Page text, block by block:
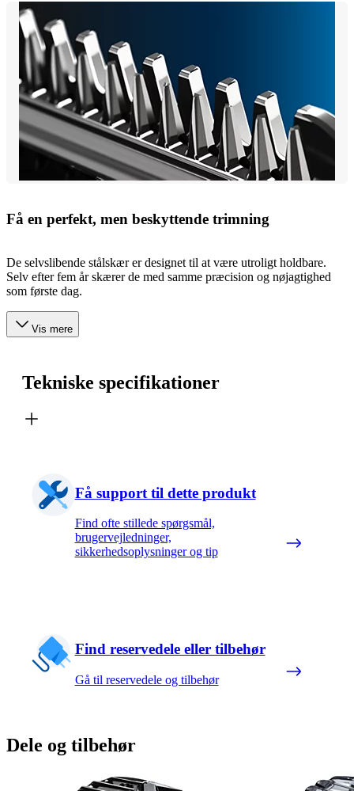
Få en perfekt, men beskyttende trimning
De selvslibende stålskær er designet til at være utroligt holdbare.
Selv efter fem år skærer de med samme præcision og nøjagtighed
som første dag.
Vis mere
Tekniske specifikationer
Få support til dette produkt
Find ofte stillede spørgsmål,
brugervejledninger,
sikkerhedsoplysninger og tip
Find reservedele eller tilbehør
Gå til reservedele og tilbehør
Dele og tilbehør